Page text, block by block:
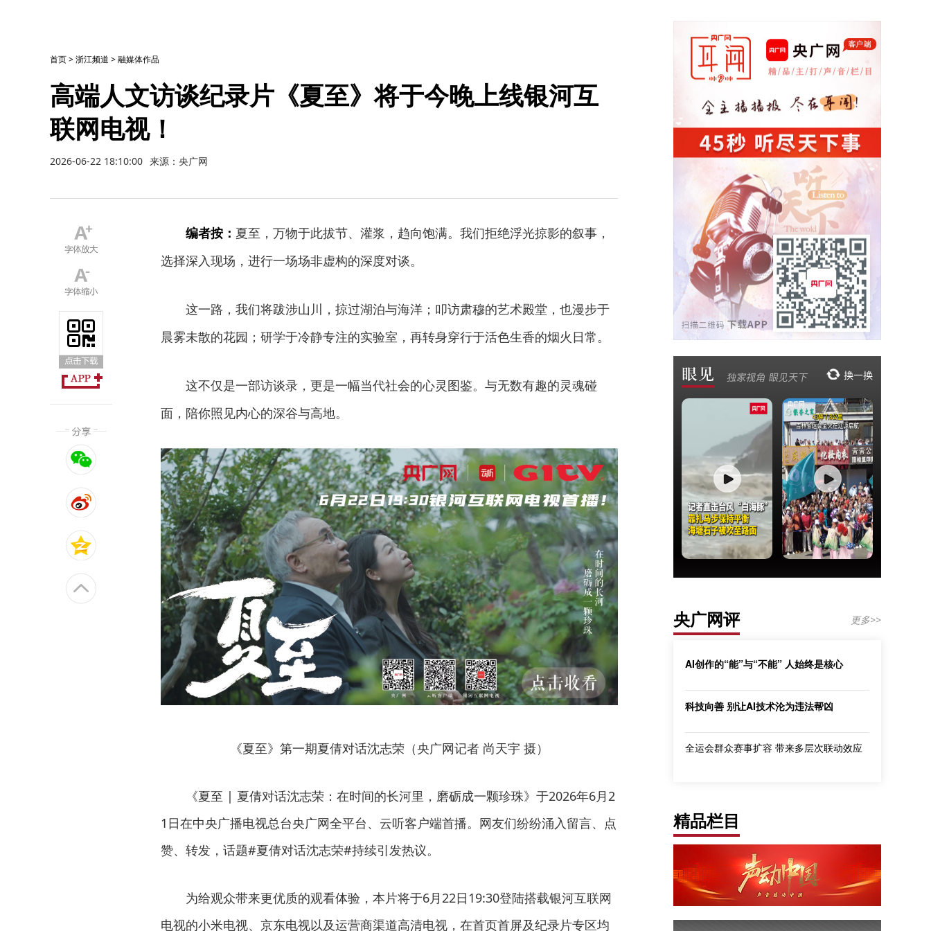
首页>浙江频道 >融媒体作品
高端人文访谈纪录片《夏至》将于今晚上线银河互
联网电视！
2026-06-22 18:10:00 来源：央广网
编者按： 夏至，万物于此拔节、灌浆，趋向饱满。我们拒绝浮光掠影的叙事，
选择深入现场，进行一场场非虚构的深度对谈。
这一路，我们将跋涉山川，掠过湖泊与海洋；叩访肃穆的艺术殿堂，也漫步于
晨雾未散的花园；研学于冷静专注的实验室，再转身穿行于活色生香的烟火日常。
这不仅是一部访谈录，更是一幅当代社会的心灵图鉴。与无数有趣的灵魂碰
面，陪你照见内心的深谷与高地。
《夏至》第一期夏倩对话沈志荣（央广网记者 尚天宇 摄）
《夏至 | 夏倩对话沈志荣：在时间的长河里，磨砺成一颗珍珠》于2026年6月2
1日在中央广播电视总台央广网全平台、云听客户端首播。网友们纷纷涌入留言、点
赞、转发，话题#夏倩对话沈志荣#持续引发热议。
为给观众带来更优质的观看体验，本片将于6月22日19:30登陆搭载银河互联网
电视的小米电视、京东电视以及运营商渠道高清电视，在首页首屏及纪录片专区均
央广网评 更多>>
AI创作的“能”与“不能” 人始终是核心
科技向善 别让AI技术沦为违法帮凶
全运会群众赛事扩容 带来多层次联动效应
精品栏目